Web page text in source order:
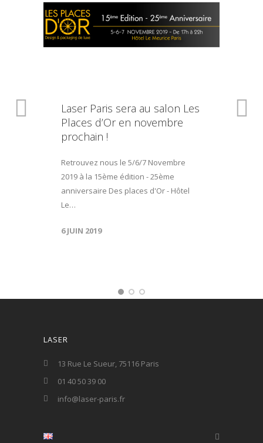
Laser Paris sera au salon Les
Places d’Or en novembre
prochain !
Retrouvez nous le 5/6/7 Novembre
2019 à la 15ème édition - 25ème
anniversaire Des places d'Or - Hôtel
Le…
6 JUIN 2019
LASER
13 Rue Le Sueur, 75116 Paris
01 40 50 39 00
info@laser-paris.fr